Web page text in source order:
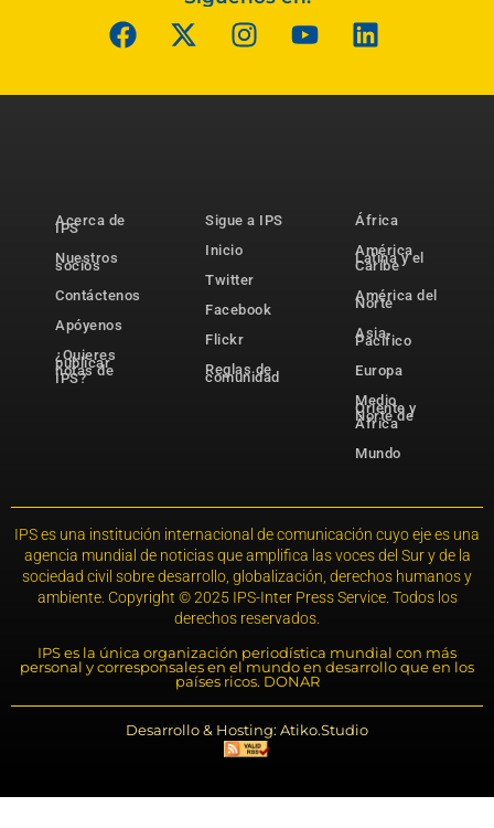
Acerca de
IPS
Nuestros
socios
Contáctenos
Apóyenos
¿Quieres
publicar
notas de
IPS?
Sigue a IPS
Inicio
Twitter
Facebook
Flickr
Reglas de
comunidad
África
América
Latina y el
Caribe
América del
Norte
Asia-
Pacífico
Europa
Medio
Oriente y
Norte de
África
Mundo
IPS es una institución internacional de comunicación cuyo eje es una
agencia mundial de noticias que amplifica las voces del Sur y de la
sociedad civil sobre desarrollo, globalización, derechos humanos y
ambiente. Copyright © 2025 IPS-Inter Press Service. Todos los
derechos reservados.
IPS es la única organización periodística mundial con más
personal y corresponsales en el mundo en desarrollo que en los
países ricos. DONAR
Desarrollo & Hosting: Atiko.Studio